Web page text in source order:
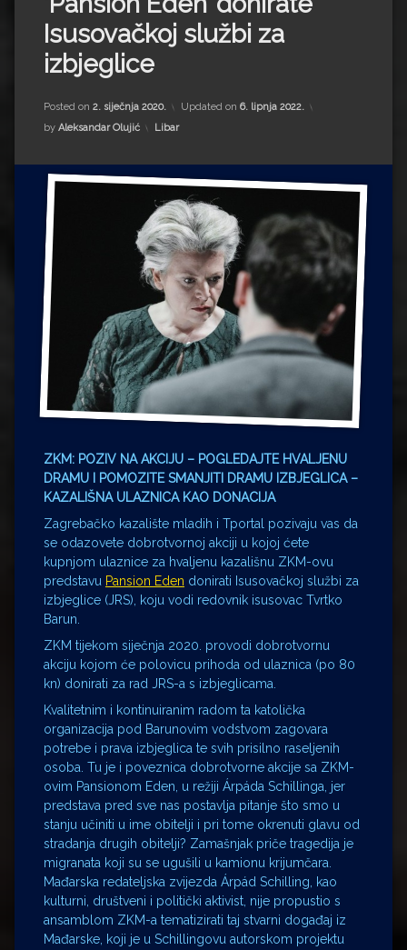
Impressum
Milenko Strižak
Drugi autori
Drugi autori
Ljiljana Lekanić-Kljaić
Željko Krznarić
Mario Lovreković
Miroslav Šantek
Isusovačkoj službi za
izbjeglice
Posted on 2. siječnja 2020. Updated on 6. lipnja 2022.
by Aleksandar Olujić Kategorije:
Libar
ZKM: POZIV NA AKCIJU – POGLEDAJTE HVALJENU
DRAMU I POMOZITE SMANJITI DRAMU IZBJEGLICA –
KAZALIŠNA ULAZNICA KAO DONACIJA
Zagrebačko kazalište mladih i Tportal pozivaju vas da
se odazovete dobrotvornoj akciji u kojoj ćete
kupnjom ulaznice za hvaljenu kazališnu ZKM-ovu
predstavu Pansion Eden donirati Isusovačkoj službi za
izbjeglice (JRS), koju vodi redovnik isusovac Tvrtko
Barun.
ZKM tijekom siječnja 2020. provodi dobrotvornu
akciju kojom će polovicu prihoda od ulaznica (po 80
kn) donirati za rad JRS-a s izbjeglicama.
Kvalitetnim i kontinuiranim radom ta katolička
organizacija pod Barunovim vodstvom zagovara
potrebe i prava izbjeglica te svih prisilno raseljenih
osoba. Tu je i poveznica dobrotvorne akcije sa ZKM-
ovim Pansionom Eden, u režiji Árpáda Schillinga, jer
predstava pred sve nas postavlja pitanje što smo u
stanju učiniti u ime obitelji i pri tome okrenuti glavu od
stradanja drugih obitelji? Zamašnjak priče tragedija je
migranata koji su se ugušili u kamionu krijumčara.
Mađarska redateljska zvijezda Árpád Schilling, kao
kulturni, društveni i politički aktivist, nije propustio s
ansamblom ZKM-a tematizirati taj stvarni događaj iz
Mađarske, koji je u Schillingovu autorskom projektu